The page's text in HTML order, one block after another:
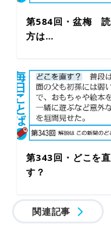
第584回・盆梅
方は…
第343回・どこを直
す？
関連記事